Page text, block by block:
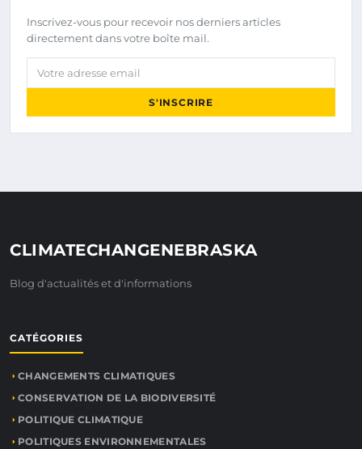
Inscrivez-vous pour recevoir nos derniers articles
directement dans votre boîte mail.
Votre adresse email
S'INSCRIRE
CLIMATECHANGENEBRASKA
Blog d'actualités et d'informations
CATÉGORIES
CHANGEMENTS CLIMATIQUES
CONSERVATION DE LA BIODIVERSITÉ
POLITIQUE CLIMATIQUE
POLITIQUES ENVIRONNEMENTALES